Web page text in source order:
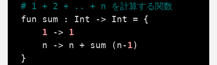
# 1 + 2 + .. + n を計算する関数
fun
sum : Int -> Int =
{
1
->
1
n
-> n + sum (n-1)
}